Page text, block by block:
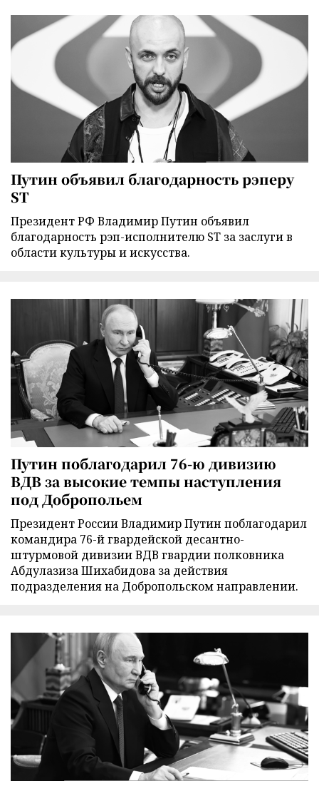
Путин объявил благодарность рэперу
ST
Президент РФ Владимир Путин объявил
благодарность рэп-исполнителю ST за заслуги в
области культуры и искусства.
Путин поблагодарил 76-ю дивизию
ВДВ за высокие темпы наступления
под Добропольем
Президент России Владимир Путин поблагодарил
командира 76-й гвардейской десантно-
штурмовой дивизии ВДВ гвардии полковника
Абдулазиза Шихабидова за действия
подразделения на Добропольском направлении.